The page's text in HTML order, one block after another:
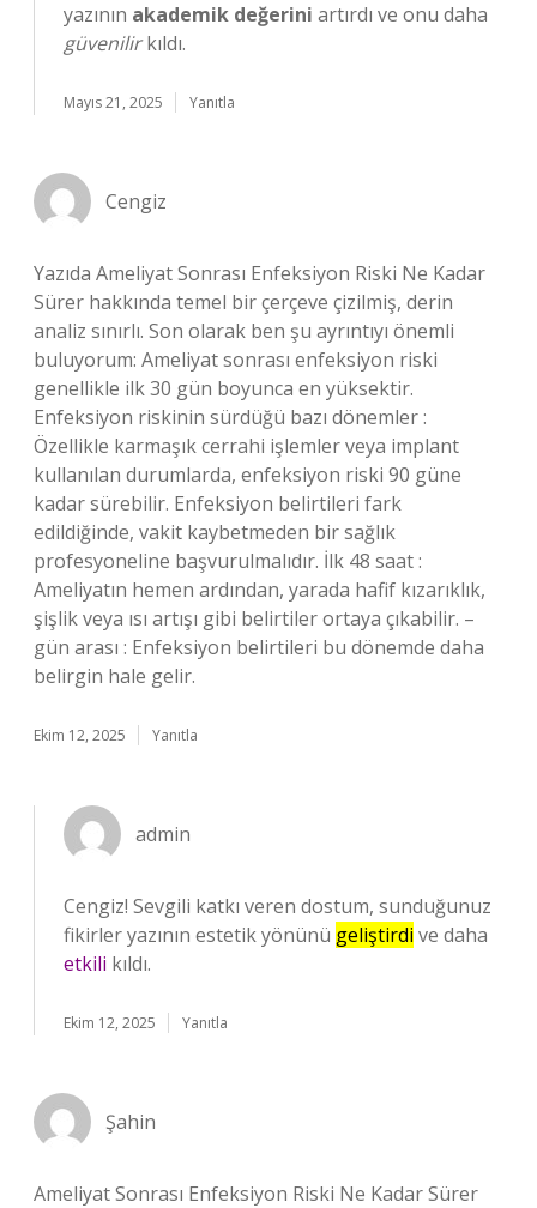
yazının akademik değerini artırdı ve onu daha
güvenilirkıldı.
Mayıs 21, 2025 Yanıtla
Cengiz
Yazıda Ameliyat Sonrası Enfeksiyon Riski Ne Kadar
Sürer hakkında temel bir çerçeve çizilmiş, derin
analiz sınırlı. Son olarak ben şu ayrıntıyı önemli
buluyorum: Ameliyat sonrası enfeksiyon riski
genellikle ilk 30 gün boyunca en yüksektir.
Enfeksiyon riskinin sürdüğü bazı dönemler :
Özellikle karmaşık cerrahi işlemler veya implant
kullanılan durumlarda, enfeksiyon riski 90 güne
kadar sürebilir. Enfeksiyon belirtileri fark
edildiğinde, vakit kaybetmeden bir sağlık
profesyoneline başvurulmalıdır. İlk 48 saat :
Ameliyatın hemen ardından, yarada hafif kızarıklık,
şişlik veya ısı artışı gibi belirtiler ortaya çıkabilir. –
gün arası : Enfeksiyon belirtileri bu dönemde daha
belirgin hale gelir.
Ekim 12, 2025 Yanıtla
admin
Cengiz! Sevgili katkı veren dostum, sunduğunuz
fikirler yazının estetik yönünü geliştirdi ve daha
etkili kıldı.
Ekim 12, 2025 Yanıtla
Şahin
Ameliyat Sonrası Enfeksiyon Riski Ne Kadar Sürer